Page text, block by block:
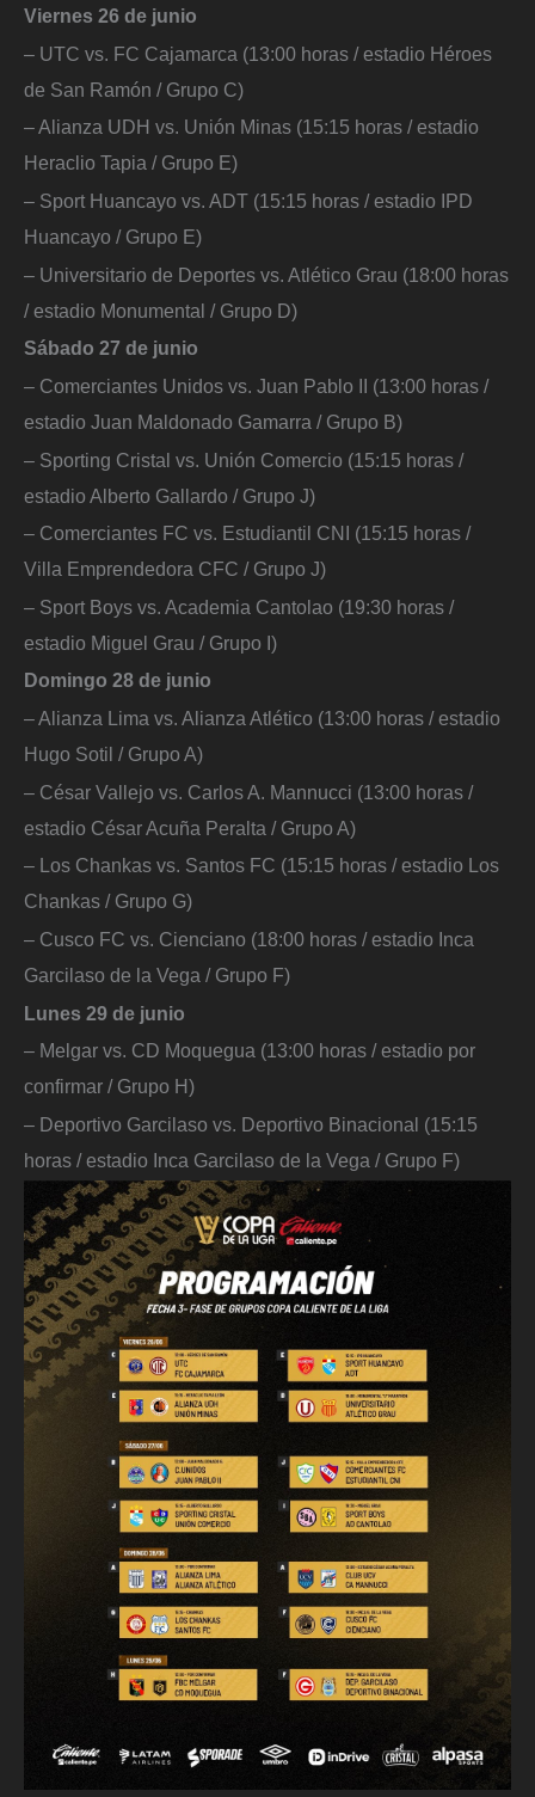
Viernes 26 de junio
– UTC vs. FC Cajamarca (13:00 horas / estadio Héroes
de San Ramón / Grupo C)
– Alianza UDH vs. Unión Minas (15:15 horas / estadio
Heraclio Tapia / Grupo E)
– Sport Huancayo vs. ADT (15:15 horas / estadio IPD
Huancayo / Grupo E)
– Universitario de Deportes vs. Atlético Grau (18:00 horas
/ estadio Monumental / Grupo D)
Sábado 27 de junio
– Comerciantes Unidos vs. Juan Pablo II (13:00 horas /
estadio Juan Maldonado Gamarra / Grupo B)
– Sporting Cristal vs. Unión Comercio (15:15 horas /
estadio Alberto Gallardo / Grupo J)
– Comerciantes FC vs. Estudiantil CNI (15:15 horas /
Villa Emprendedora CFC / Grupo J)
– Sport Boys vs. Academia Cantolao (19:30 horas /
estadio Miguel Grau / Grupo I)
Domingo 28 de junio
– Alianza Lima vs. Alianza Atlético (13:00 horas / estadio
Hugo Sotil / Grupo A)
– César Vallejo vs. Carlos A. Mannucci (13:00 horas /
estadio César Acuña Peralta / Grupo A)
– Los Chankas vs. Santos FC (15:15 horas / estadio Los
Chankas / Grupo G)
– Cusco FC vs. Cienciano (18:00 horas / estadio Inca
Garcilaso de la Vega / Grupo F)
Lunes 29 de junio
– Melgar vs. CD Moquegua (13:00 horas / estadio por
confirmar / Grupo H)
– Deportivo Garcilaso vs. Deportivo Binacional (15:15
horas / estadio Inca Garcilaso de la Vega / Grupo F)